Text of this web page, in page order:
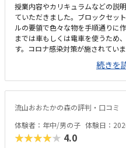
授業内容やカリキュラムなどの説
ていただきました。ブロックセッ
ルの要領で色々な物を手順通りに
までは車もしくは電車を使うため
す。コロナ感染対策が施されてい
のに物理的に限界があるようでし
設定かと思います。教材費は授業
達が学んでおり、わからないとこ
ション能力もつきそうな雰囲気な
続きを
流山おおたかの森の評判・口コミ
体験者：年中/男の子 体験日：
★★★★★ 4.0